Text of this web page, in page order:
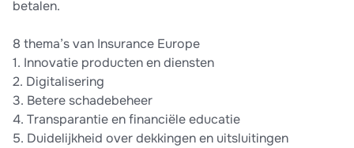
betalen.
8 thema’s van Insurance Europe
1. Innovatie producten en diensten
2. Digitalisering
3. Betere schadebeheer
4. Transparantie en financiële educatie
5. Duidelijkheid over dekkingen en uitsluitingen